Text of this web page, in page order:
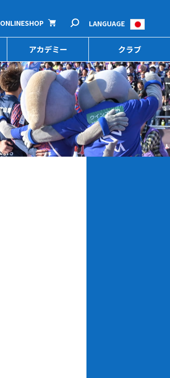
アカデミー クラブ
ONLINESHOP LANGUAGE